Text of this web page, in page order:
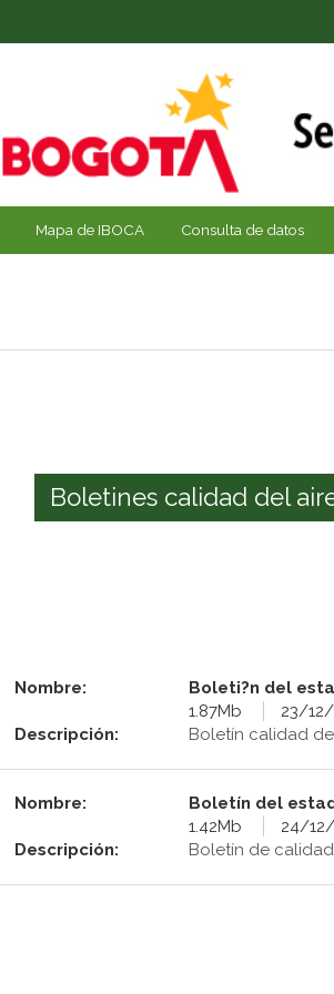
Mapa de IBOCA Consulta de datos
Boletines calidad del
Nombre:
Boleti?n del
1.87Mb
23/
Descripción:
Boletín calidad
Nombre:
Boletín del
1.42Mb
24/
Descripción:
Boletín de